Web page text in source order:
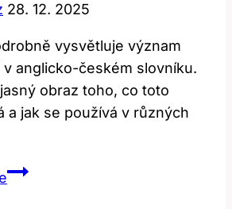
28. 12. 2025
vysvětluje význam
v anglicko-českém slovníku.
obraz toho, co toto
a jak se používá v různých
Co